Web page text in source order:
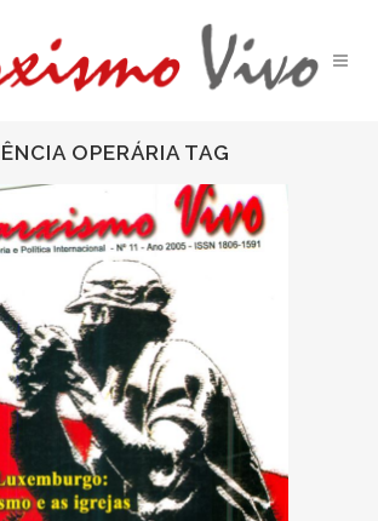
OPERÁRIA TAG